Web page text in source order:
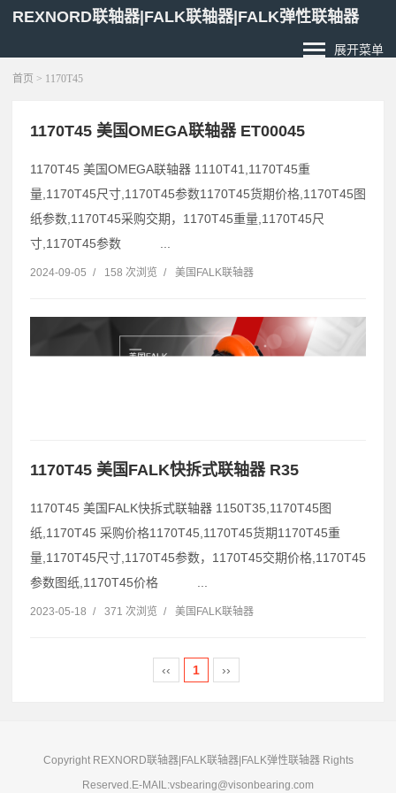
REXNORD联轴器|FALK联轴器|FALK弹性联轴器
展开菜单
首页 > 1170T45
1170T45 美国OMEGA联轴器 ET00045
1170T45 美国OMEGA联轴器 1110T41,1170T45重
量,1170T45尺寸,1170T45参数1170T45货期价格,1170T45图
纸参数,1170T45采购交期，1170T45重量,1170T45尺
寸,1170T45参数 ...
2024-09-05 / 158 次浏览 / 美国FALK联轴器
1170T45 美国FALK快拆式联轴器 R35
1170T45 美国FALK快拆式联轴器 1150T35,1170T45图
纸,1170T45 采购价格1170T45,1170T45货期1170T45重
量,1170T45尺寸,1170T45参数，1170T45交期价格,1170T45
参数图纸,1170T45价格 ...
2023-05-18 / 371 次浏览 / 美国FALK联轴器
‹‹ 1 ››
Copyright REXNORD联轴器|FALK联轴器|FALK弹性联轴器 Rights
Reserved.E-MAIL:vsbearing@visonbearing.com